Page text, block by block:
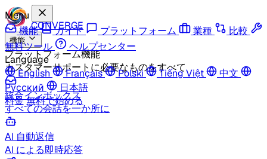
CONVERGE
機能
プラットフォーム機能
カスタマーサポートに必要なものをすべて
統合インボックス
すべての会話を一か所に
AI 自動返信
AI による即時応答
Menu
機能
ガイド プラットフォーム 業種
比較
無料ツール
ヘルプセンター
Language
English
Français Polski Tiếng Việt
中文
Русский
日本語
料金無料で始める